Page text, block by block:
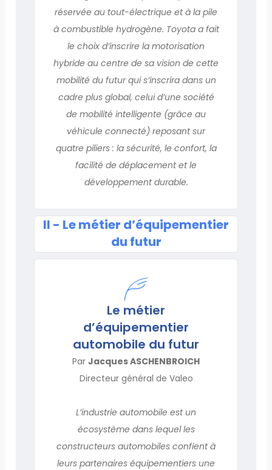
réservée au tout-électrique et à la pile
à combustible hydrogène. Toyota a fait
le choix d’inscrire la motorisation
hybride au centre de sa vision de cette
mobilité du futur qui s’inscrira dans un
cadre plus global, celui d’une société
de mobilité intelligente (grâce au
véhicule connecté) reposant sur
quatre piliers : la sécurité, le confort, la
facilité de déplacement et le
développement durable.
II - Le métier d’équipementier
du futur
Le métier
d’équipementier
automobile du futur
Par Jacques ASCHENBROICH
Directeur général de Valeo
L’industrie automobile est un
écosystème dans lequel les
constructeurs automobiles confient à
leurs partenaires équipementiers une